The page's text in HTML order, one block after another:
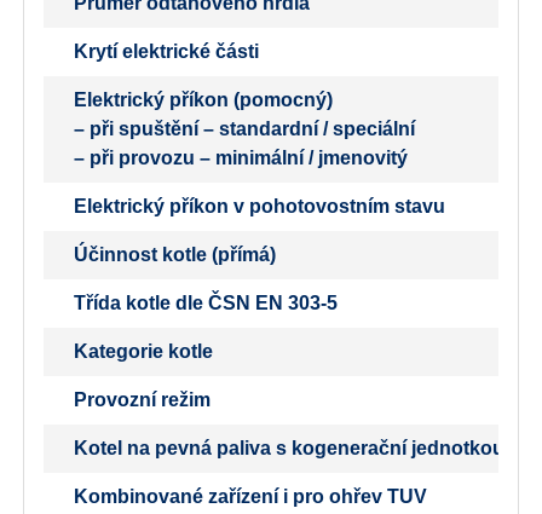
Krytí elektrické části
Elektrický příkon (pomocný)
– při spuštění – standardní / speciální
– při provozu – minimální / jmenovitý
Elektrický příkon v pohotovostním stavu
Účinnost kotle (přímá)
Třída kotle dle ČSN EN 303-5
Kategorie kotle
Provozní režim
Kotel na pevná paliva s kogenerační jednotkou
Kombinované zařízení i pro ohřev TUV